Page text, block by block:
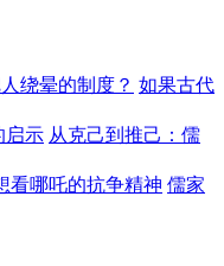
绕晕的制度？ 如果古代
启示 从克己到推己：儒
看哪吒的抗争精神 儒家